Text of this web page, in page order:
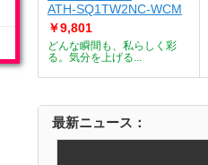
ATH-SQ1TW2NC-WCM
￥9,801
どんな瞬間も、私らしく彩
る。気分を上げる...
最新ニュース：